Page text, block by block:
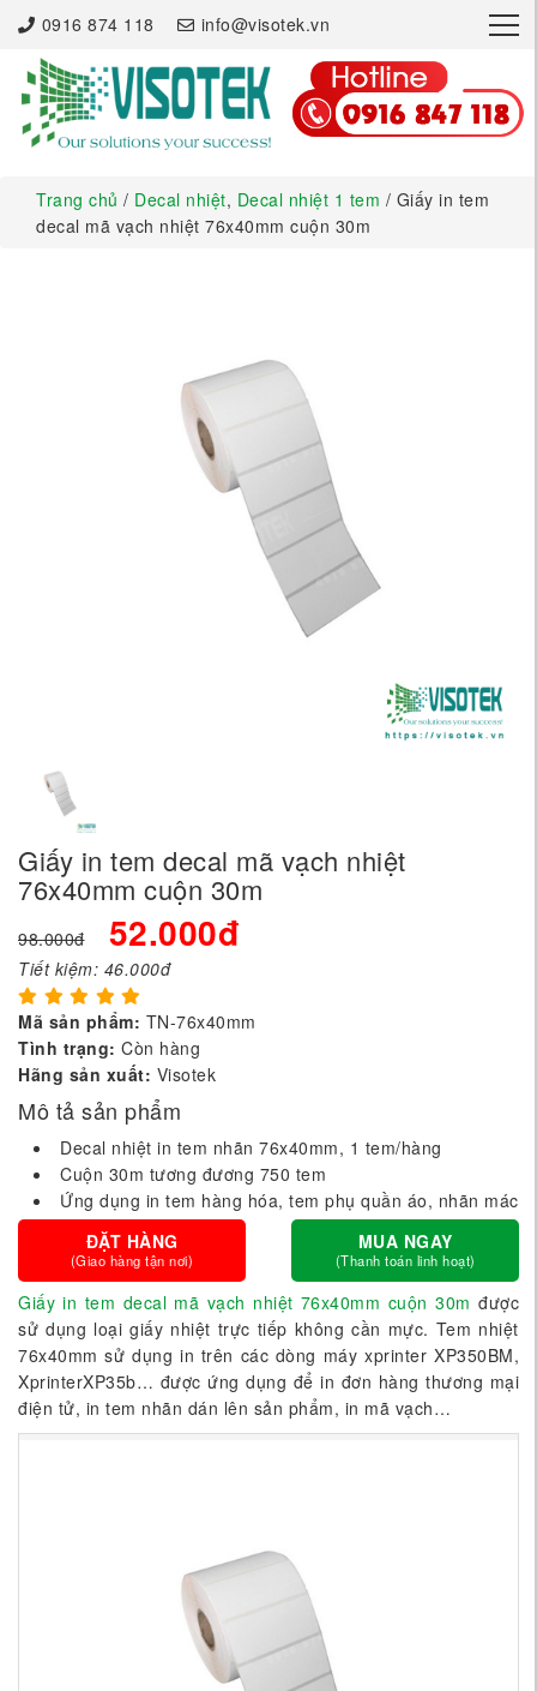
0916 874 118 info@visotek.vn ×
Trang chủ / Decal nhiệt, Decal nhiệt 1 tem / Giấy in tem
decal mã vạch nhiệt 76x40mm cuộn 30m
Giấy in tem decal mã vạch nhiệt
76x40mm cuộn 30m
98.000đ 52.000đ
Tiết kiệm: 46.000đ
Mã sản phẩm: TN-76x40mm
Tình trạng: Còn hàng
Hãng sản xuất: Visotek
Mô tả sản phẩm
Decal nhiệt in tem nhãn 76x40mm, 1 tem/hàng
Cuộn 30m tương đương 750 tem
Ứng dụng in tem hàng hóa, tem phụ quần áo, nhãn mác
ĐẶT HÀNG
(Giao hàng tận nơi)
MUA NGAY
(Thanh toán linh hoạt)
Giấy in tem decal mã vạch nhiệt 76x40mm cuộn 30m được
sử dụng loại giấy nhiệt trực tiếp không cần mực. Tem nhiệt
76x40mm sử dụng in trên các dòng máy xprinter XP350BM,
XprinterXP35b… được ứng dụng để in đơn hàng thương mại
điện tử, in tem nhãn dán lên sản phẩm, in mã vạch…